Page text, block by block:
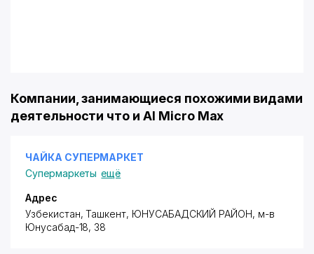
Компании, занимающиеся похожими видами
деятельности что и Al Micro Max
ЧАЙКА СУПЕРМАРКЕТ
Супермаркеты ещё
Адрес
Узбекистан, Ташкент, ЮНУСАБАДСКИЙ РАЙОН, м-в
Юнусабад-18, 38